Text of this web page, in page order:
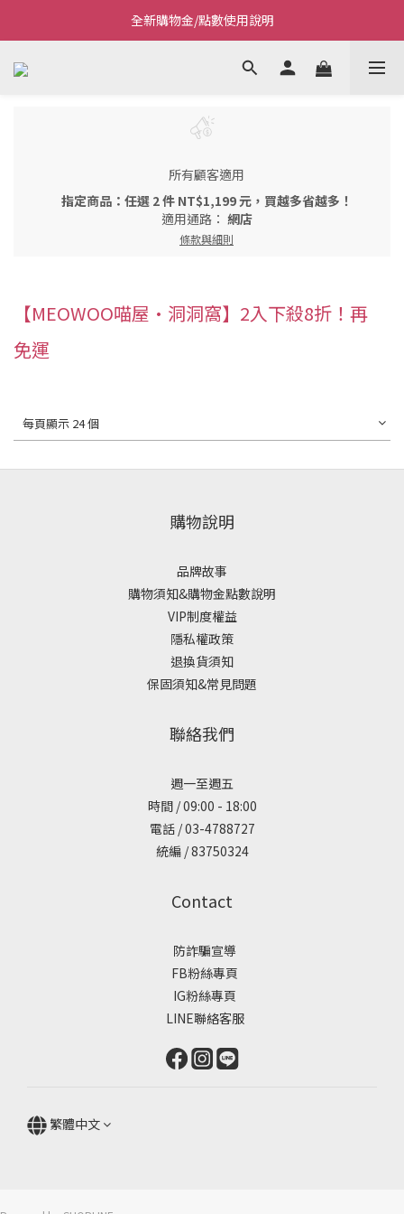
Welcome~私藏生活~
全新購物金/點數使用說明
Welcome~私藏生活~
所有顧客適用
指定商品：任選 2 件 NT$1,199 元，買越多省越多！
適用通路： 網店
條款與細則
【MEOWOO喵屋·洞洞窩】2入下殺8折！再
免運
每頁顯示 24 個
購物說明
品牌故事
購物須知&購物金點數說明
VIP制度權益
隱私權政策
退換貨須知
保固須知&常見問題
聯絡我們
週一至週五
時間 / 09:00 - 18:00
電話 / 03-4788727
統編 / 83750324
Contact
防詐騙宣導
FB粉絲專頁
IG粉絲專頁
LINE聯絡客服
繁體中文